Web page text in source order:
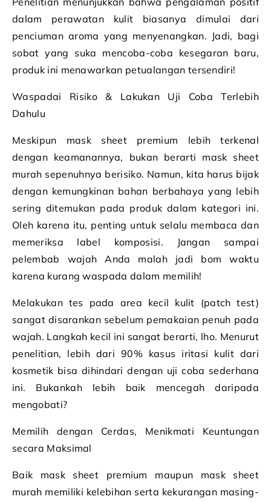
dalam perawatan kulit biasanya dimulai dari
penciuman aroma yang menyenangkan. Jadi, bagi
sobat yang suka mencoba-coba kesegaran baru,
produk ini menawarkan petualangan tersendiri!
Waspadai Risiko & Lakukan Uji Coba Terlebih
Dahulu
Meskipun mask sheet premium lebih terkenal
dengan keamanannya, bukan berarti mask sheet
murah sepenuhnya berisiko. Namun, kita harus bijak
dengan kemungkinan bahan berbahaya yang lebih
sering ditemukan pada produk dalam kategori ini.
Oleh karena itu, penting untuk selalu membaca dan
memeriksa label komposisi. Jangan sampai
pelembab wajah Anda malah jadi bom waktu
karena kurang waspada dalam memilih!
Melakukan tes pada area kecil kulit (patch test)
sangat disarankan sebelum pemakaian penuh pada
wajah. Langkah kecil ini sangat berarti, lho. Menurut
penelitian, lebih dari 90% kasus iritasi kulit dari
kosmetik bisa dihindari dengan uji coba sederhana
ini. Bukankah lebih baik mencegah daripada
mengobati?
Memilih dengan Cerdas, Menikmati Keuntungan
secara Maksimal
Baik mask sheet premium maupun mask sheet
murah memiliki kelebihan serta kekurangan masing-